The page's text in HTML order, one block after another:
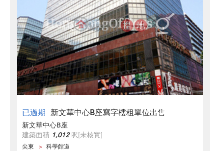
已過期 新文華中心B座寫字樓租單位出售
新文華中心B座
建築面積 1,012呎[未核實]
尖東 科學館道